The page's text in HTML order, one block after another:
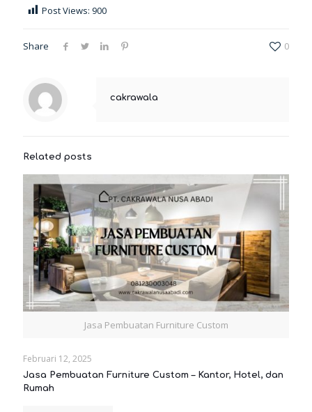
Post Views: 900
Share 0
cakrawala
Related posts
Jasa Pembuatan Furniture Custom
Februari 12, 2025
Jasa Pembuatan Furniture Custom – Kantor, Hotel, dan
Rumah